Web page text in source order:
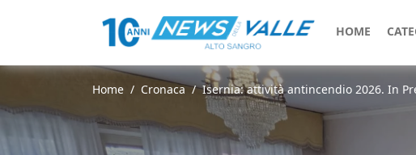
HOME
Home Cronaca Isernia: attività antincendio 2026. In